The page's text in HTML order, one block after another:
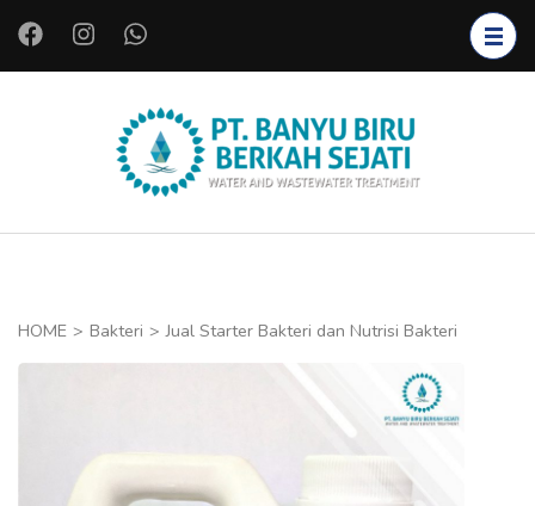
PT.
BIRU
Instalasi Air
Bioreaktor,
Koagulan
HOME > Bakteri > Jual Starter Bakteri dan Nutrisi Bakteri